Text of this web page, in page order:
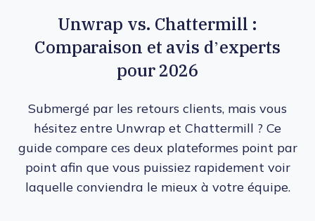
Unwrap vs. Chattermill :
Comparaison et avis d’experts
pour 2026
Submergé par les retours clients, mais vous
hésitez entre Unwrap et Chattermill ? Ce
guide compare ces deux plateformes point par
point afin que vous puissiez rapidement voir
laquelle conviendra le mieux à votre équipe.